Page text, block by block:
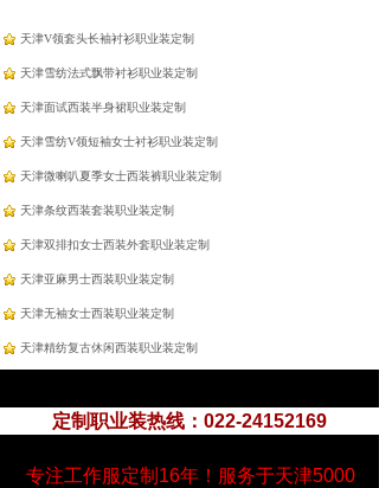
天津V领套头长袖衬衫职业装定制
天津雪纺法式飘带衬衫职业装定制
天津面试西装半身裙职业装定制
天津雪纺V领短袖女士衬衫职业装定制
天津微喇叭夏季女士西装裤职业装定制
天津条纹西装套装职业装定制
天津双排扣女士西装外套职业装定制
天津亚麻男士西装职业装定制
天津无袖女士西装职业装定制
天津精纺复古休闲西装职业装定制
定制职业装热线：022-24152169
专注工作服定制16年！服务于天津5000